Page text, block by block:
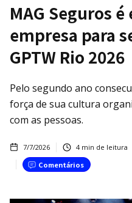
MAG Seguros
empresa para
GPTW Rio 2026
Pelo segundo ano
força de sua cultura
com as pessoas.
7/7/2026 4min de leitura
Comentários